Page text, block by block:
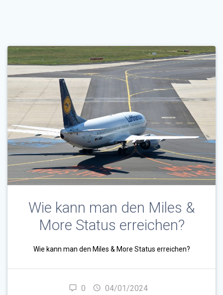
Wie kann man den Miles &
More Status erreichen?
Wie kann man den Miles & More Status erreichen?
0 04/01/2024